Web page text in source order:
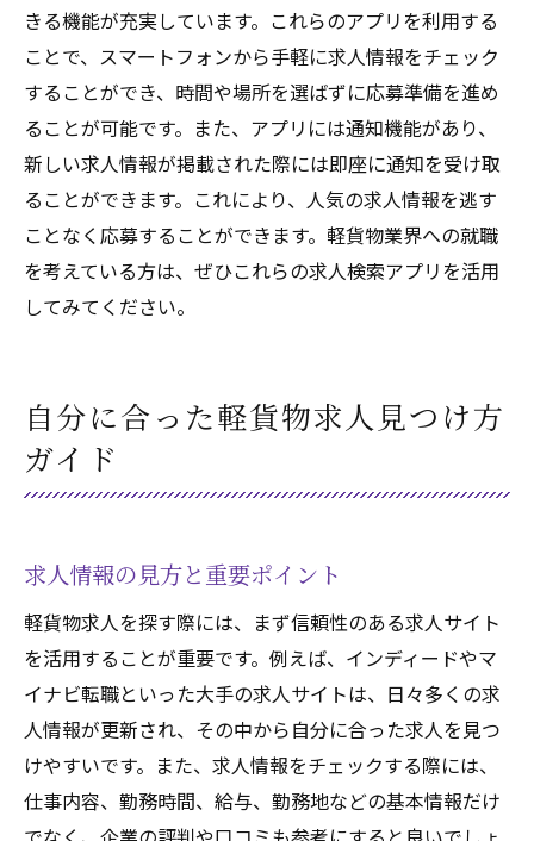
きる機能が充実しています。これらのアプリを利用する
ことで、スマートフォンから手軽に求人情報をチェック
することができ、時間や場所を選ばずに応募準備を進め
ることが可能です。また、アプリには通知機能があり、
新しい求人情報が掲載された際には即座に通知を受け取
ることができます。これにより、人気の求人情報を逃す
ことなく応募することができます。軽貨物業界への就職
を考えている方は、ぜひこれらの求人検索アプリを活用
してみてください。
自分に合った軽貨物求人見つけ方
ガイド
求人情報の見方と重要ポイント
軽貨物求人を探す際には、まず信頼性のある求人サイト
を活用することが重要です。例えば、インディードやマ
イナビ転職といった大手の求人サイトは、日々多くの求
人情報が更新され、その中から自分に合った求人を見つ
けやすいです。また、求人情報をチェックする際には、
仕事内容、勤務時間、給与、勤務地などの基本情報だけ